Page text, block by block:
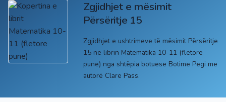
Zgjidhjet e mësimit
Përsëritje 15
Zgjidhjet e ushtrimeve të mësimit Përsëritje
15 në librin Matematika 10-11 (fletore
pune) nga shtëpia botuese Botime Pegi me
autorë Clare Pass.